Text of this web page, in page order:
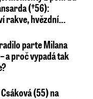
(†56):
rakve, hvězdní…
parte Milana
a proč vypadá tak
(55) na